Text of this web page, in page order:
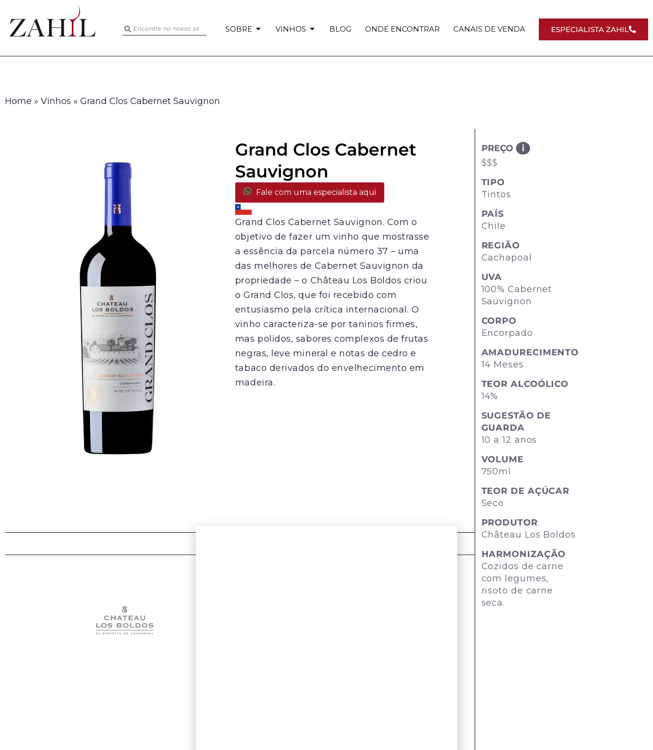
SOBRE VINHOS BLOG ONDE ENCONTRAR CANAIS DE VENDA ESPECIALISTA ZAHIL
Home » Vinhos » Grand Clos Cabernet Sauvignon
Grand Clos Cabernet
Sauvignon
Fale com uma especialista aqui
Grand Clos Cabernet Sauvignon. Com o
objetivo de fazer um vinho que mostrasse
a essência da parcela número 37 – uma
das melhores de Cabernet Sauvignon da
propriedade – o Château Los Boldos criou
o Grand Clos, que foi recebido com
entusiasmo pela crítica internacional. O
vinho caracteriza-se por taninos firmes,
mas polidos, sabores complexos de frutas
negras, leve mineral e notas de cedro e
tabaco derivados do envelhecimento em
madeira.
i
PREÇO
$$$
TIPO
Tintos
PAÍS
Chile
REGIÃO
Cachapoal
UVA
100% Cabernet
Sauvignon
CORPO
Encorpado
AMADURECIMENTO
14 Meses
TEOR ALCOÓLICO
14%
SUGESTÃO DE
GUARDA
10 a 12 anos
VOLUME
750ml
TEOR DE AÇÚCAR
Seco
PRODUTOR
Château Los Boldos
HARMONIZAÇÃO
Cozidos de carne
com legumes,
risoto de carne
seca.